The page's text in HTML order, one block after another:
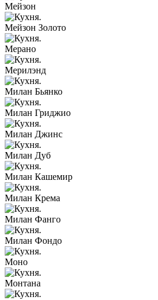
Мейзон
Мейзон Золото
Мерано
Мерилэнд
Милан Бьянко
Милан Гриджио
Милан Джинс
Милан Дуб
Милан Кашемир
Милан Крема
Милан Фанго
Милан Фондо
Моно
Монтана